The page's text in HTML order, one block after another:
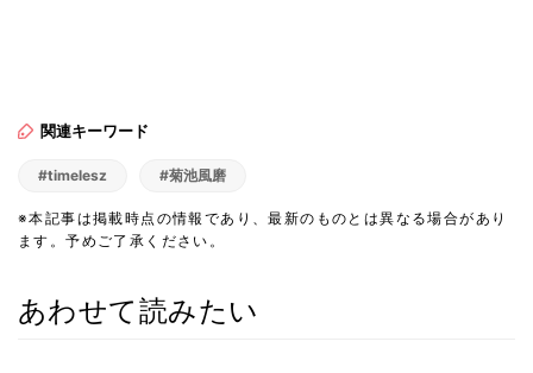
関連キーワード
#timelesz #菊池風磨
※本記事は掲載時点の情報であり、最新のものとは異なる場合があり
ます。予めご了承ください。
あわせて読みたい